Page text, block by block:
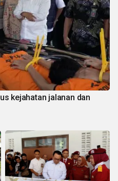
kejahatan jalanan dan